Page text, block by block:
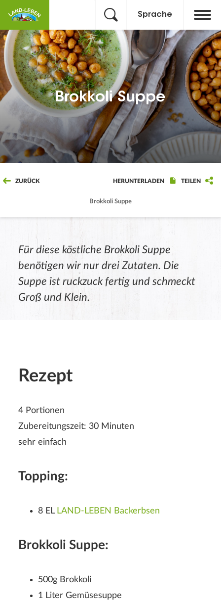
Sprache
Brokkoli Suppe
ZURÜCK
Brokkoli Suppe
HERUNTERLADEN TEILEN
Für diese köstliche Brokkoli Suppe
benötigen wir nur drei Zutaten. Die
Suppe ist ruckzuck fertig und schmeckt
Groß und Klein.
Rezept
4 Portionen
Zubereitungszeit: 30 Minuten
sehr einfach
Topping:
8 EL LAND-LEBEN Backerbsen
Brokkoli Suppe:
500g Brokkoli
1 Liter Gemüsesuppe